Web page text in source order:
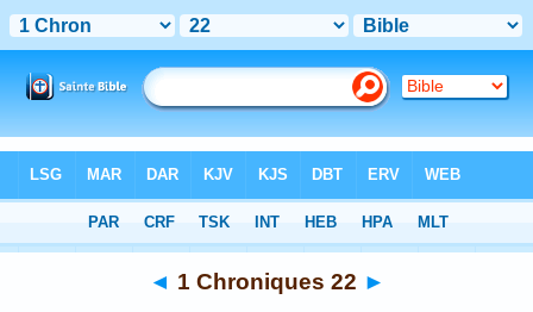
> 1 Chroniques 22
◄ 1 Chroniques 22 ►